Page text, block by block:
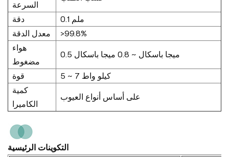
السرعة
دقة
0.1 ملم
معدل الدقة
>99.8%
هواء
مضغوط
0.5 ميجا باسكال ~ 0.8 ميجا باسكال
قوة
5 ~ 7 كيلو واط
كمية
الكاميرا
على أساس أنواع العيوب
التكوينات الرئيسية